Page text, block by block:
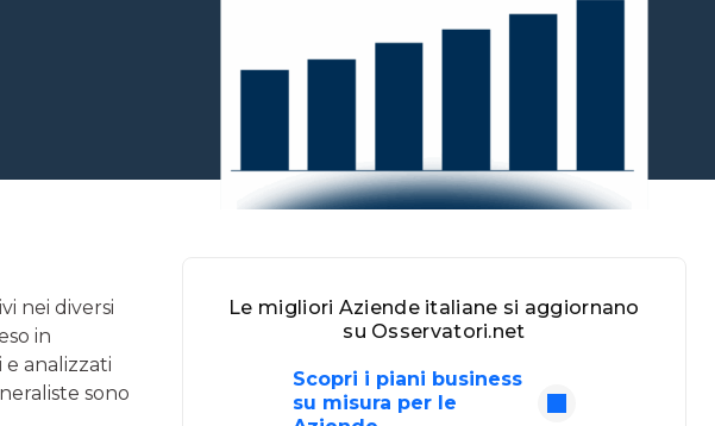
nei diversi
in
analizzati
sono
Le migliori Aziende italiane si aggiornano
su Osservatori.net
Scopri i piani business
su misura per le